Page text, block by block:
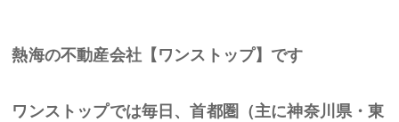
熱海の不動産会社【ワンストップ】です
ワンストップでは毎日、首都圏（主に神奈川県・東